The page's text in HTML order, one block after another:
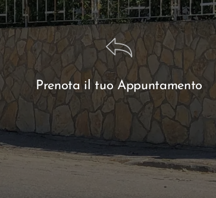
Prenota il tuo Appuntamento